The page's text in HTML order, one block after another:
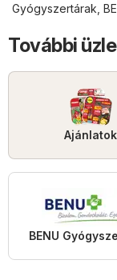
Gyógyszertárak
További
Ajánlatok
BENU